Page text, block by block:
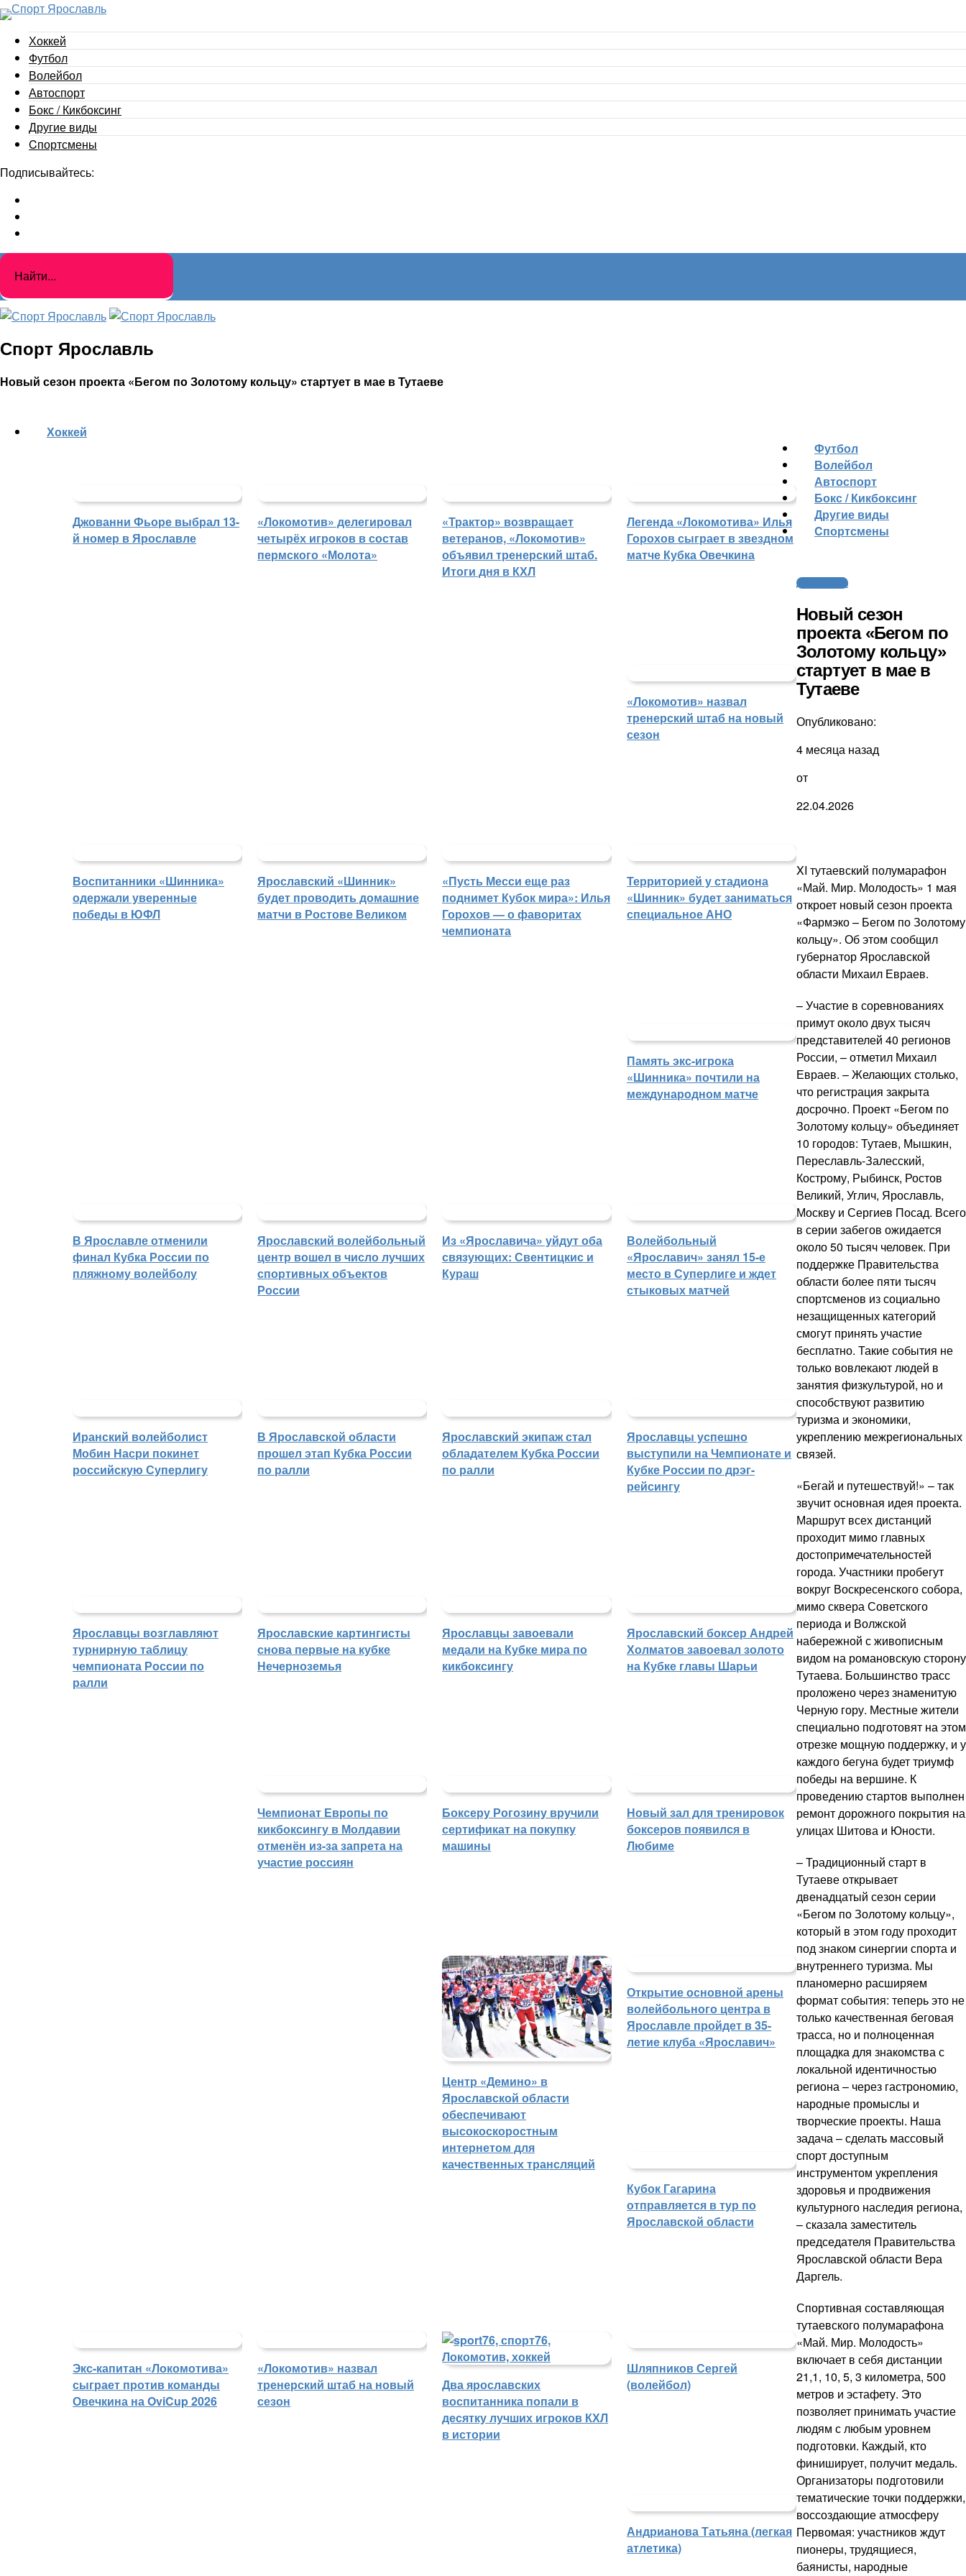
Хоккей
Футбол
Волейбол
Автоспорт
Бокс / Кикбоксинг
Другие виды
Cпортсмены
Подписывайтесь:
Спорт Ярославль
Новый сезон проекта «Бегом по Золотому кольцу» стартует в мае в Тутаеве
Хоккей
Джованни Фьоре выбрал 13-
й номер в Ярославле
«Локомотив» делегировал
четырёх игроков в состав
пермского «Молота»
«Трактор» возвращает
ветеранов, «Локомотив»
объявил тренерский штаб.
Итоги дня в КХЛ
Легенда «Локомотива» Илья
Горохов сыграет в звездном
матче Кубка Овечкина
«Локомотив» назвал
тренерский штаб на новый
сезон
Футбол
Воспитанники «Шинника»
одержали уверенные
победы в ЮФЛ
Ярославский «Шинник»
будет проводить домашние
матчи в Ростове Великом
«Пусть Месси еще раз
поднимет Кубок мира»: Илья
Горохов — о фаворитах
чемпионата
Территорией у стадиона
«Шинник» будет заниматься
специальное АНО
Память экс-игрока
«Шинника» почтили на
международном матче
Волейбол
В Ярославле отменили
финал Кубка России по
пляжному волейболу
Ярославский волейбольный
центр вошел в число лучших
спортивных объектов
России
Из «Ярославича» уйдут оба
связующих: Свентицкис и
Кураш
Волейбольный
«Ярославич» занял 15-е
место в Суперлиге и ждет
стыковых матчей
Иранский волейболист
Мобин Насри покинет
российскую Суперлигу
Автоспорт
В Ярославской области
прошел этап Кубка России
по ралли
Ярославский экипаж стал
обладателем Кубка России
по ралли
Ярославцы успешно
выступили на Чемпионате и
Кубке России по дрэг-
рейсингу
Ярославцы возглавляют
турнирную таблицу
чемпионата России по
ралли
Ярославские картингисты
снова первые на кубке
Нечерноземья
Бокс / Кикбоксинг
Ярославцы завоевали
медали на Кубке мира по
кикбоксингу
Ярославский боксер Андрей
Холматов завоевал золото
на Кубке главы Шарьи
Чемпионат Европы по
кикбоксингу в Молдавии
отменён из-за запрета на
участие россиян
Боксеру Рогозину вручили
сертификат на покупку
машины
Новый зал для тренировок
боксеров появился в
Любиме
Другие виды
Центр «Демино» в
Ярославской области
обеспечивают
высокоскоростным
интернетом для
качественных трансляций
Открытие основной арены
волейбольного центра в
Ярославле пройдет в 35-
летие клуба «Ярославич»
Кубок Гагарина
отправляется в тур по
Ярославской области
Экс-капитан «Локомотива»
сыграет против команды
Овечкина на OviCup 2026
«Локомотив» назвал
тренерский штаб на новый
сезон
Cпортсмены
Два ярославских
воспитанника попали в
десятку лучших игроков КХЛ
в истории
Шляпников Сергей
(волейбол)
Андрианова Татьяна (легкая
атлетика)
Другие виды
Новый сезон
проекта «Бегом по
Золотому кольцу»
стартует в мае в
Тутаеве
Опубликовано:
4 месяца назад
от
22.04.2026
XI тутаевский полумарафон
«Май. Мир. Молодость» 1 мая
откроет новый сезон проекта
«Фармэко – Бегом по Золотому
кольцу». Об этом сообщил
губернатор Ярославской
области Михаил Евраев.
– Участие в соревнованиях
примут около двух тысяч
представителей 40 регионов
России, – отметил Михаил
Евраев. – Желающих столько,
что регистрация закрыта
досрочно. Проект «Бегом по
Золотому кольцу» объединяет
10 городов: Тутаев, Мышкин,
Переславль-Залесский,
Кострому, Рыбинск, Ростов
Великий, Углич, Ярославль,
Москву и Сергиев Посад. Всего
в серии забегов ожидается
около 50 тысяч человек. При
поддержке Правительства
области более пяти тысяч
спортсменов из социально
незащищенных категорий
смогут принять участие
бесплатно. Такие события не
только вовлекают людей в
занятия физкультурой, но и
способствуют развитию
туризма и экономики,
укреплению межрегиональных
связей.
«Бегай и путешествуй!» – так
звучит основная идея проекта.
Маршрут всех дистанций
проходит мимо главных
достопримечательностей
города. Участники пробегут
вокруг Воскресенского собора,
мимо сквера Советского
периода и Волжской
набережной с живописным
видом на романовскую сторону
Тутаева. Большинство трасс
проложено через знаменитую
Черную гору. Местные жители
специально подготовят на этом
отрезке мощную поддержку, и у
каждого бегуна будет триумф
победы на вершине. К
проведению стартов выполнен
ремонт дорожного покрытия на
улицах Шитова и Юности.
– Традиционный старт в
Тутаеве открывает
двенадцатый сезон серии
«Бегом по Золотому кольцу»,
который в этом году проходит
под знаком синергии спорта и
внутреннего туризма. Мы
планомерно расширяем
формат события: теперь это не
только качественная беговая
трасса, но и полноценная
площадка для знакомства с
локальной идентичностью
региона – через гастрономию,
народные промыслы и
творческие проекты. Наша
задача – сделать массовый
спорт доступным
инструментом укрепления
здоровья и продвижения
культурного наследия региона,
– сказала заместитель
председателя Правительства
Ярославской области Вера
Даргель.
Спортивная составляющая
тутаевского полумарафона
«Май. Мир. Молодость»
включает в себя дистанции
21,1, 10, 5, 3 километра, 500
метров и эстафету. Это
позволяет принимать участие
людям с любым уровнем
подготовки. Каждый, кто
финиширует, получит медаль.
Организаторы подготовили
тематические точки поддержки,
воссоздающие атмосферу
Первомая: участников ждут
пионеры, трудящиеся,
баянисты, народные